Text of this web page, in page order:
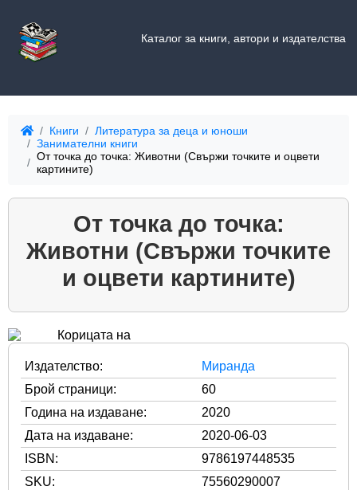
Каталог за книги, автори и издателства
Книги
Литература за деца и юноши
Занимателни книги
От точка до точка: Животни (Свържи точките и оцвети
картините)
От точка до точка:
Животни (Свържи точките
и оцвети картините)
Издателство:
Миранда
Брой страници:
60
Година на издаване:
2020
Дата на издаване:
2020-06-03
ISBN:
9786197448535
SKU:
75560290007